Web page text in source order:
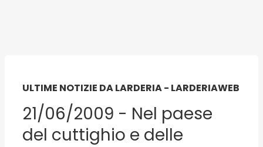
ULTIME NOTIZIE DA LARDERIA - LARDERIAWEB
21/06/2009 - Nel paese
del cuttighio e delle